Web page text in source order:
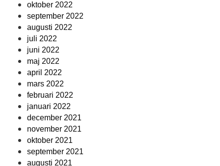
oktober 2022
september 2022
augusti 2022
juli 2022
juni 2022
maj 2022
april 2022
mars 2022
februari 2022
januari 2022
december 2021
november 2021
oktober 2021
september 2021
augusti 2021